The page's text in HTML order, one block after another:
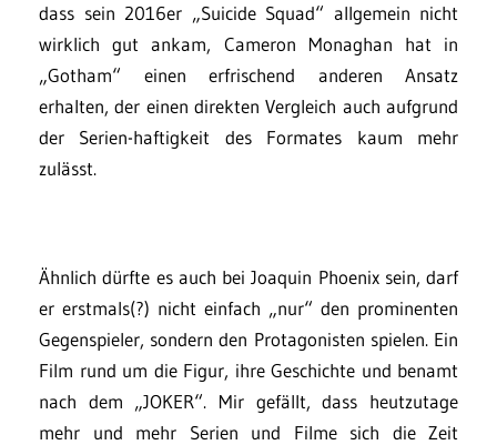
dass sein 2016er „Suicide Squad“ allgemein nicht
wirklich gut ankam, Cameron Monaghan hat in
„Gotham“ einen erfrischend anderen Ansatz
erhalten, der einen direkten Vergleich auch aufgrund
der Serien-haftigkeit des Formates kaum mehr
zulässt.
Ähnlich dürfte es auch bei Joaquin Phoenix sein, darf
er erstmals(?) nicht einfach „nur“ den prominenten
Gegenspieler, sondern den Protagonisten spielen. Ein
Film rund um die Figur, ihre Geschichte und benamt
nach dem „JOKER“. Mir gefällt, dass heutzutage
mehr und mehr Serien und Filme sich die Zeit